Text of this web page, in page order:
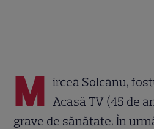
M ircea Solcanu,
Acasă TV (45 de
grave de sănătate. În